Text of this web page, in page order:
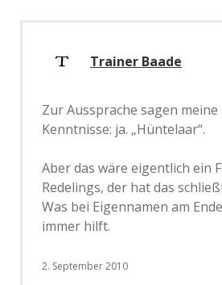
Trainer Baade
Zur Aussprache sagen
Kenntnisse: ja. „Hüntelaar“.
Aber das wäre eigentlich ein
Redelings, der hat das
Was bei Eigennamen am
immer hilft.
2. September 2010